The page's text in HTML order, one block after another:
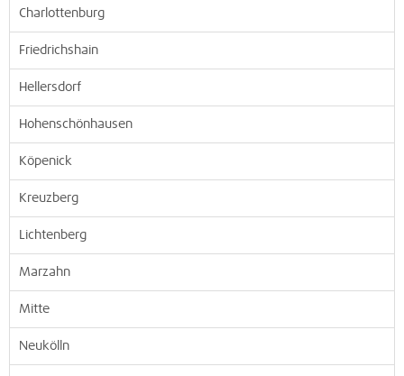
Charlottenburg
Friedrichshain
Hellersdorf
Hohenschönhausen
Köpenick
Kreuzberg
Lichtenberg
Marzahn
Mitte
Neukölln